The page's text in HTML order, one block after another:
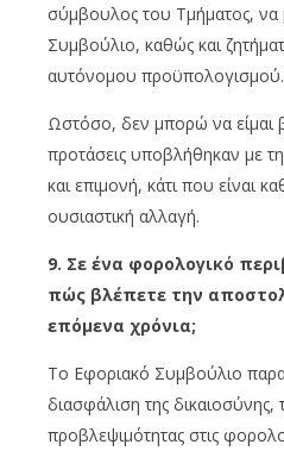
σύμβουλος του Τμήματος, να
Συμβούλιο, καθώς και
αυτόνομου προϋπολογισμού.
Ωστόσο, δεν μπορώ να είμαι
προτάσεις υποβλήθηκαν με
και επιμονή, κάτι που είναι
ουσιαστική αλλαγή.
9. Σε ένα φορολογικό
πώς βλέπετε την
επόμενα χρόνια;
Το Εφοριακό Συμβούλιο
διασφάλιση της δικαιοσύνης,
προβλεψιμότητας στις